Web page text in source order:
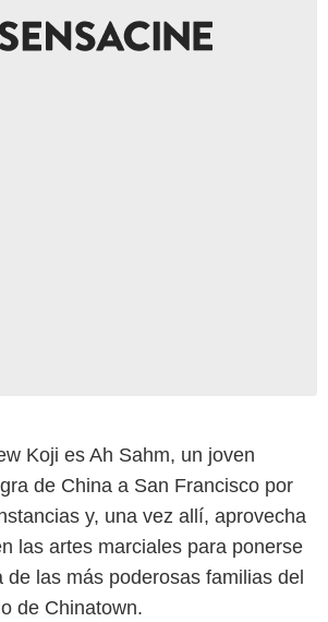
Koji es Ah Sahm, un joven
de China a San Francisco por
y, una vez allí, aprovecha
las artes marciales para ponerse
de las más poderosas familias del
de Chinatown.